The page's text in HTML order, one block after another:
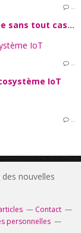
…
Comment réussir à scaler son e-commerce sans tout casser ?
…
IoT
…
nouvelles
Contact
personnelles